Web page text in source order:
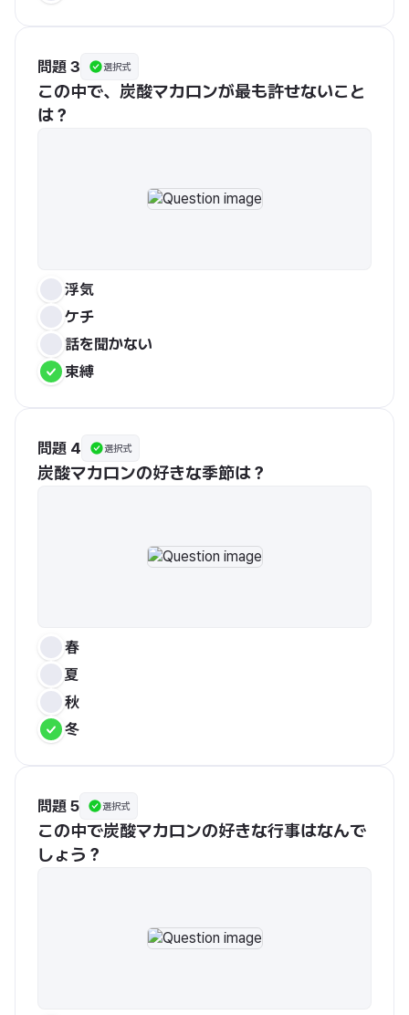
問題 3 選択式
この中で、炭酸マカロンが最も許せないこと
は？
浮気
ケチ
話を聞かない
束縛
問題 4 選択式
炭酸マカロンの好きな季節は？
春
夏
秋
冬
問題 5 選択式
この中で炭酸マカロンの好きな行事はなんで
しょう？